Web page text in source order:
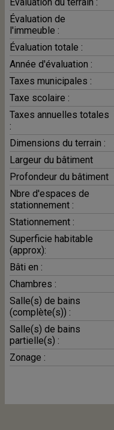
Évaluation de
l'immeuble :
Évaluation totale :
Année d'évaluation :
Taxes municipales :
Taxe scolaire :
Taxes annuelles totales
:
Dimensions du terrain :
Largeur du bâtiment
Profondeur du bâtiment
Nbre d'espaces de
stationnement :
Stationnement :
Superficie habitable
(approx):
Bâti en :
Chambres :
Salle(s) de bains
(complète(s)) :
Salle(s) de bains
partielle(s) :
Zonage :